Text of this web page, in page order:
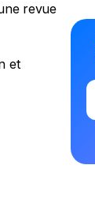
revue
et